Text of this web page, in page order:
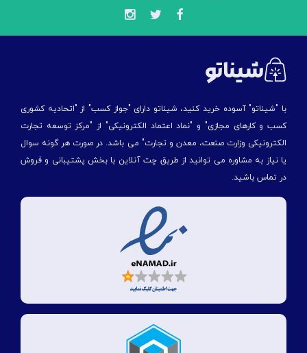
با "شیناتو" آسوده خرید کنید، شیناتو دارای "جواز کسب" از "اتحادیه کشوری
کسب و کارهای مجازی" و "نماد اعتماد الکترونیکی" از "مركز توسعه تجارت
الكترونیكی وزارت صنعت، معدن و تجارت" می باشد. در صورت هر گونه سوال
یا نیاز به مشاوره می توانید از طریق چت آنلاین با بخش پشتیبانی و فروش
در تماس باشید.